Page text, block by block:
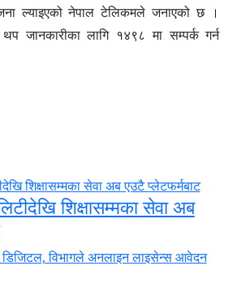
ल्याइएको नेपाल टेलिकमले जनाएको छ ।
जानकारीका लागि १४९८ मा सम्पर्क गर्न
शिक्षासम्मका सेवा अब